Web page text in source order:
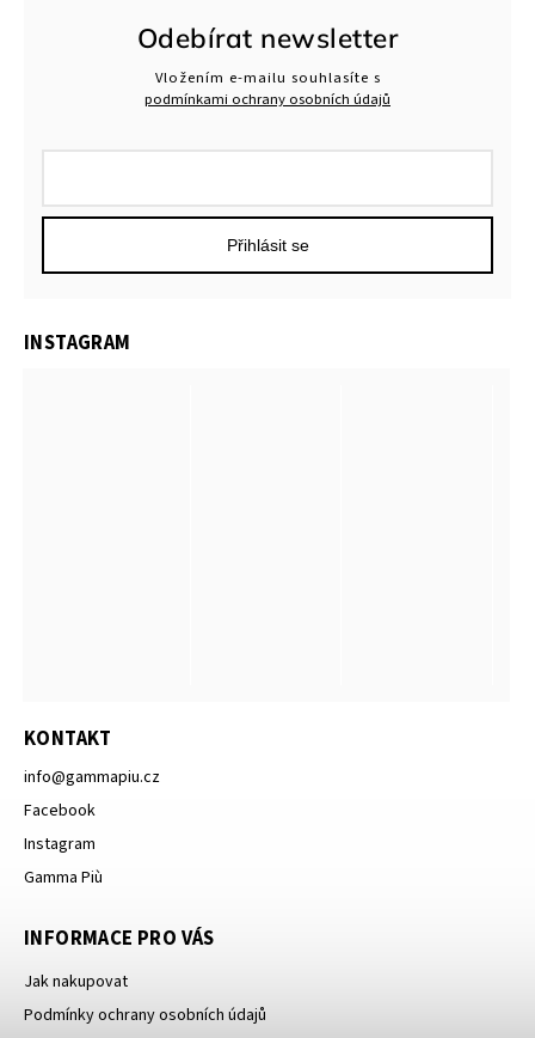
KONTAKT
info@gammapiu.cz
Facebook
Instagram
Gamma Più
INFORMACE PRO VÁS
Jak nakupovat
Podmínky ochrany osobních údajů
Odebírat newsletter
Vložením e-mailu souhlasíte s
podmínkami ochrany osobních údajů
Přihlásit se
INSTAGRAM